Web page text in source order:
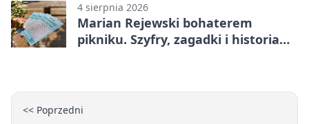
4 sierpnia 2026
Marian Rejewski bohaterem
pikniku. Szyfry, zagadki i historia
<< Poprzedni